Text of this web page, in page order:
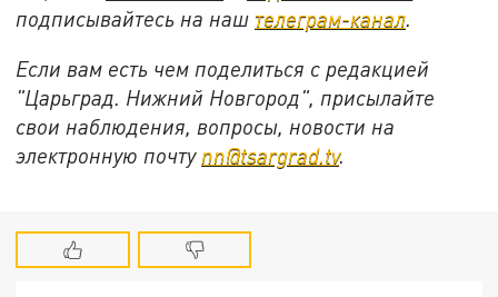
подписывайтесь на наш телеграм-канал
Если вам есть чем поделиться с редакцией
"Царьград. Нижний Новгород", присылайте
свои наблюдения, вопросы, новости на
электронную почту nn@tsargrad.tv.